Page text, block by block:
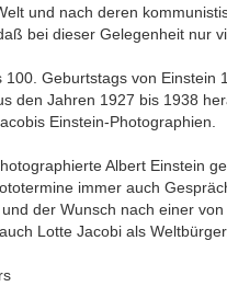
und nach deren
bei dieser Gelegenheit nur
100. Geburtstags von Einstein
den Jahren 1927 bis 1938
Einstein-Photographien.
Albert Einstein
immer auch
der Wunsch nach einer
Lotte Jacobi als Weltbürger.